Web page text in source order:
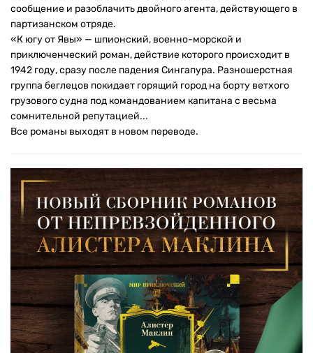
сообщение и разоблачить двойного агента, действующего в
партизанском отряде.
«К югу от Явы» — шпионский, военно-морской и
приключенческий роман, действие которого происходит в
1942 году, сразу после падения Сингапура. Разношерстная
группа беглецов покидает горящий город на борту ветхого
грузового судна под командованием капитана с весьма
сомнительной репутацией...
Все романы выходят в новом переводе.